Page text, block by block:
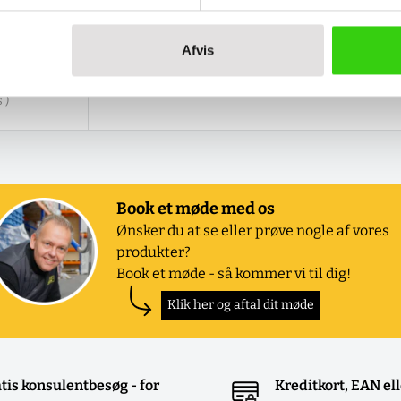
Afvis
)
Book et møde med os
Ønsker du at se eller prøve nogle af vores
produkter?
Book et møde - så kommer vi til dig!
Klik her og aftal dit møde
konsulentbesøg - for
Kreditkort, EAN